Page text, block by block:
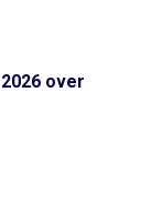
over